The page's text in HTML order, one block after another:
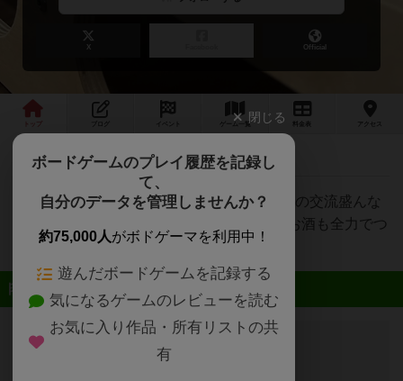
X Official
ゲーム 一覧 料金 アクセス
最新情報 カタン2023公式日本選手権大会
渋谷駅徒歩1分！気軽に楽しめる！相席多めの交流盛んな
お店作りをしてます！ソフドリ飲み放題！お酒も全力でつ
くります！
閉じる
ボードゲームのプレイ履歴を記録し
て、
自分のデータを管理しませんか？
約75,000人がボドゲーマを利用中！
遊んだボードゲームを記録する
気になるゲームのレビューを読む
お気に入り作品・所有リストの共
有